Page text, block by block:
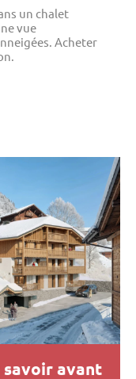
un chalet
vue
Acheter
savoir avant